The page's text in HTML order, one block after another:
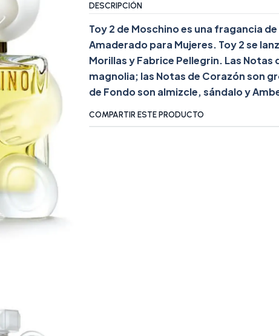
DESCRIPCIÓN
Toy 2 de Moschino es una fragancia
Amaderado para Mujeres. Toy 2 se
Morillas y Fabrice Pellegrin. Las
magnolia; las Notas de Corazón son
de Fondo son almizcle, sándalo y
COMPARTIR ESTE PRODUCTO